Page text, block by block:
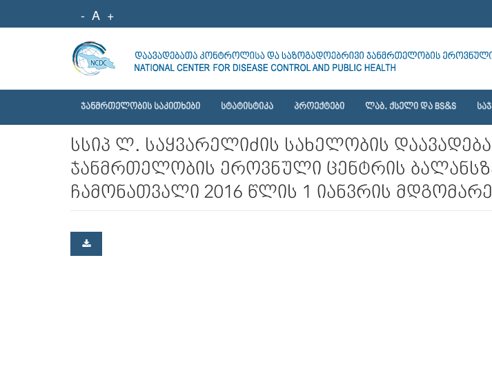
- A +
ᲯᲐᲜᲛᲠᲗᲔᲚᲝᲑᲘᲡ ᲡᲐᲙᲘᲗᲮᲔᲑᲘ ᲡᲢᲐᲢᲘᲡᲢᲘᲙᲐ ᲞᲠᲝᲔᲥᲢᲔᲑᲘ ᲚᲐᲑ. ᲥᲡᲔᲚᲘ ᲓᲐ BS&S
სსიპ ლ. საყვარელიძის სახელობის
ჯანმრთელობის ეროვნული ცენტრის
ჩამონათვალი 2016 წლის 1 იანვრის მდგომარე